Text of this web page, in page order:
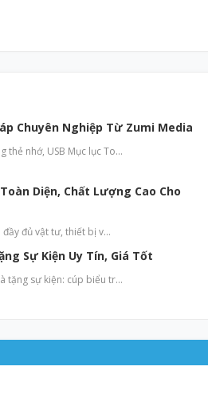
Chuyên Nghiệp Từ Zumi Media
thẻ nhớ, USB Mục lục To…
Diện, Chất Lượng Cao Cho
đủ vật tư, thiết bị v…
Sự Kiện Uy Tín, Giá Tốt
tặng sự kiện: cúp biểu tr…